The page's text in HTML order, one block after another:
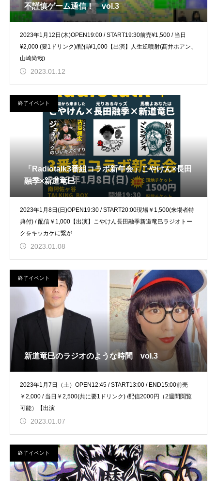
不謹慎ゲーム通信！ vol.3
2023年1月12日(木)OPEN19:00 / START19:30前売¥1,500 / 当日
¥2,000 (要1ドリンク)/配信¥1,000【出演】人生逆噴射(髙井ホアン、
山崎尚哉)
2023.01.12
終了イベント
「Radiotalk3番組コラボ新年会」こやけん×長田
融季×新道竜巳
2023年1月8日(日)OPEN19:30 / START20:00現場￥1,500(来場者特
典付) / 配信￥1,000【出演】こやけん長田融季新道竜巳ラジオトー
クをキッカケに繋が
2023.01.08
終了イベント
新道竜巳のラジオのような時間 vol.3
2023年1月7日（土）OPEN12:45 / START13:00 / END15:00前売
￥2,000 / 当日￥2,500(共に要1ドリンク) /配信2000円（2週間閲覧
可能）【出演
2023.01.07
終了イベント